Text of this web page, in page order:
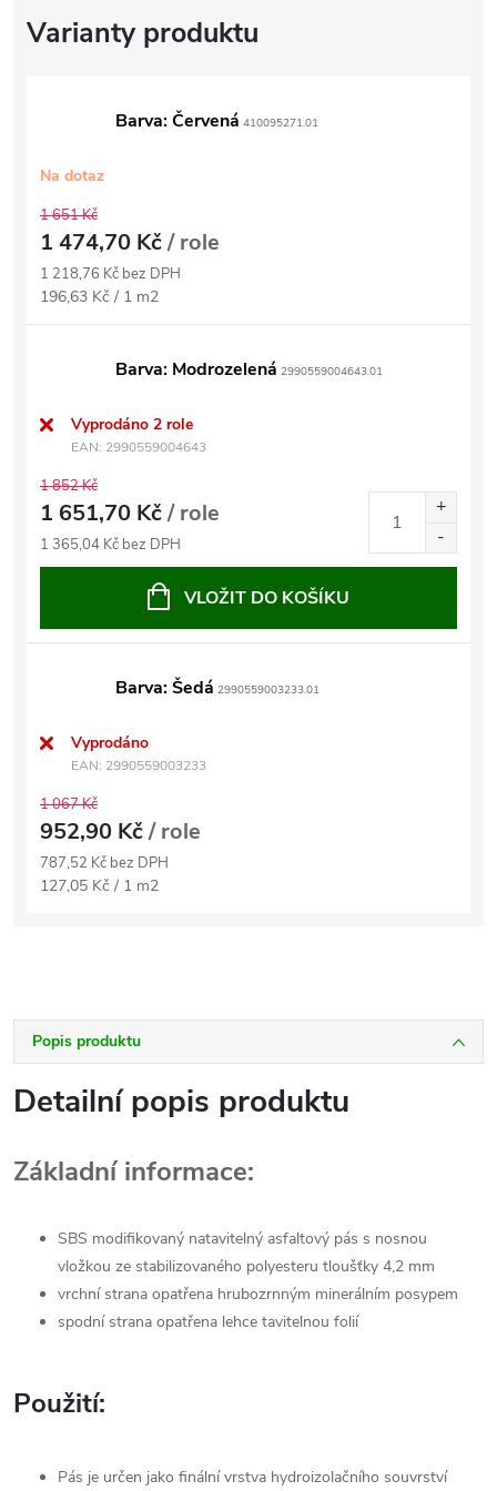
Barva: Červená 410095271.01
Na dotaz
1 651 Kč
1 474,70 Kč/ role
1 218,76 Kč bez DPH
Měrná
cena:
196,63 Kč / 1 m2
Barva: Modrozelená 2990559004643.01
Vyprodáno 2 role
EAN: 2990559004643
1 852 Kč
1 651,70 Kč/ role
1 365,04 Kč bez DPH
VLOŽIT DO KOŠÍKU
Barva: Šedá 2990559003233.01
Vyprodáno
EAN: 2990559003233
1 067 Kč
952,90 Kč/ role
787,52 Kč bez DPH
Měrná
127,05 Kč / 1 m2
Popis produktu
Detailní popis produktu
Základní informace:
SBS modifikovaný natavitelný asfaltový pás s nosnou
vložkou ze stabilizovaného polyesteru tloušťky 4,2 mm
vrchní strana opatřena hrubozrnným minerálním posypem
spodní strana opatřena lehce tavitelnou folií
Použití:
Pás je určen jako finální vrstva hydroizolačního souvrství